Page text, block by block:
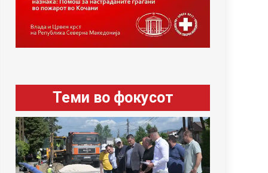
Теми во фокусот